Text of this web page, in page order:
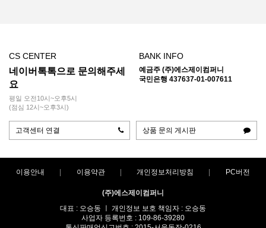
CS CENTER
네이버톡톡으로 문의해주세
요
평일 오전10시~오후5시
(점심 12시~오후3시)
BANK INFO
예금주 (주)에스제이컴퍼니
국민은행 437637-01-007611
고객센터 연결 상품 문의 게시판
이용안내 이용약관 개인정보처리방침 PC버전
(주)에스제이컴퍼니
대표 : 오승동 ㅣ 개인정보 보호 책임자 : 오승동
사업자 등록번호 : 109-86-39280